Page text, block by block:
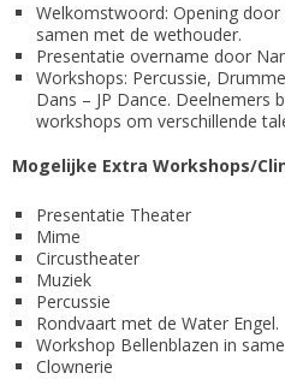
Welkomstwoord: Opening
samen met de wethouder.
Presentatie overname door
Workshops: Percussie,
Dans – JP Dance. Deelnemers
workshops om verschillende
Mogelijke Extra Workshops/
Presentatie Theater
Mime
Circustheater
Muziek
Percussie
Rondvaart met de Water Engel.
Workshop Bellenblazen in
Clownerie